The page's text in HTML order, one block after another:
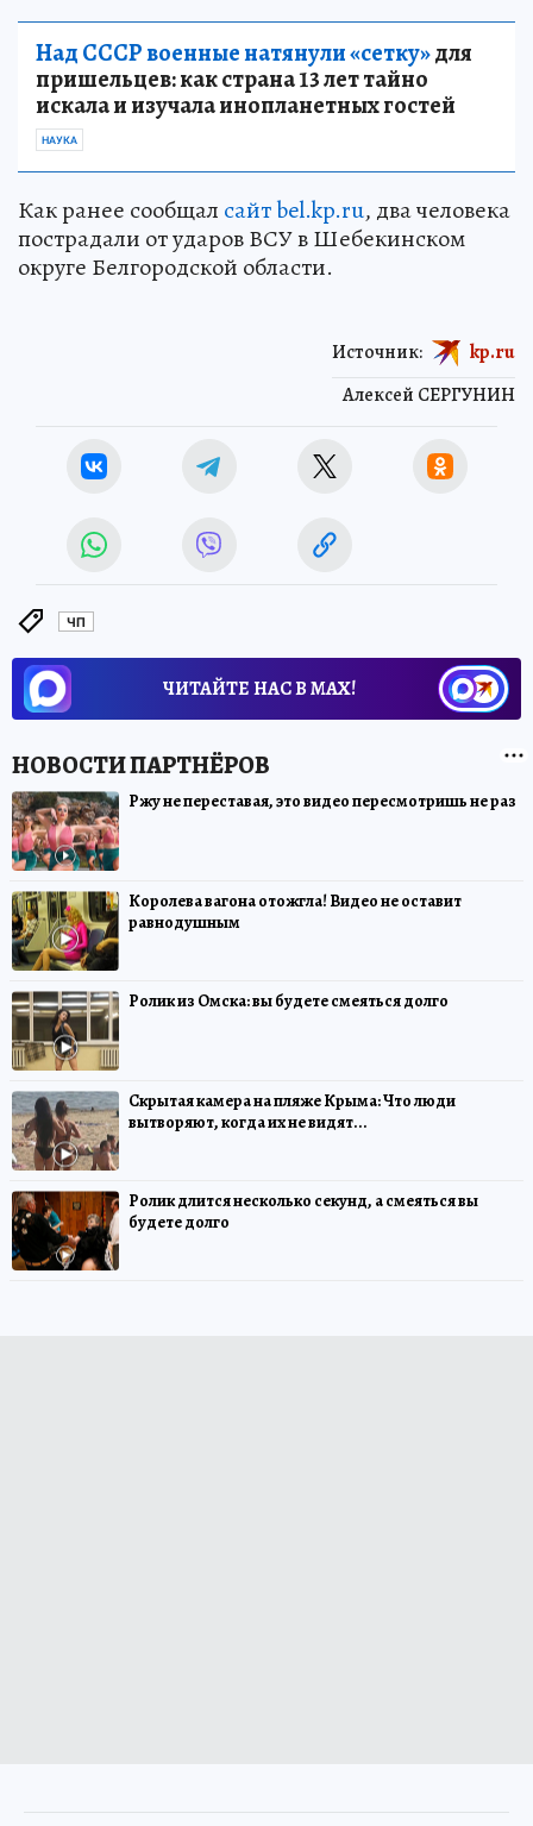
Над СССР военные натянули «сетку»для
пришельцев: как страна 13 лет тайно
искала и изучала инопланетных гостей
НАУКА
Как ранее сообщал сайт bel.kp.ru, два человека
пострадали от ударов ВСУ в Шебекинском
округе Белгородской области.
Алексей СЕРГУНИН
Источник: kp.ru
ЧП
ЧИТАЙТЕ НАС В МАХ!
Ржу не переставая, это видео пересмотришь не раз
Королева вагона отожгла! Видео не оставит
равнодушным
Ролик из Омска: вы будете смеяться долго
Скрытая камера на пляже Крыма: Что люди
вытворяют, когда их не видят...
Ролик длится несколько секунд, а смеяться вы
будете долго